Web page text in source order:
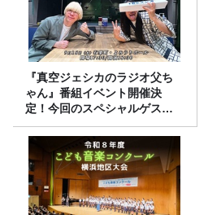
『真空ジェシカのラジオ父ち
ゃん』番組イベント開催決
定！今回のスペシャルゲスト
は、タカアンドトシ！